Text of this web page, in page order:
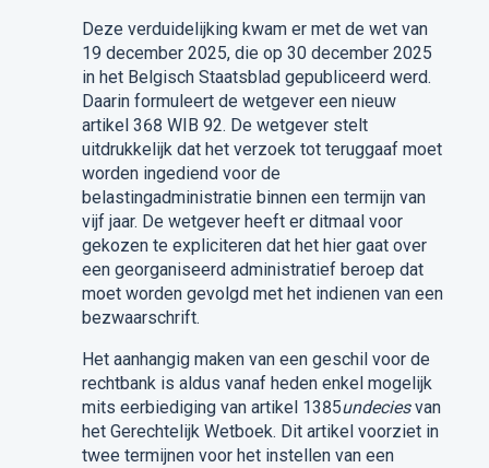
Deze verduidelijking kwam er met de wet van
19 december 2025, die op 30 december 2025
in het Belgisch Staatsblad gepubliceerd werd.
Daarin formuleert de wetgever een nieuw
artikel 368 WIB 92. De wetgever stelt
uitdrukkelijk dat het verzoek tot teruggaaf moet
worden ingediend voor de
belastingadministratie binnen een termijn van
vijf jaar. De wetgever heeft er ditmaal voor
gekozen te expliciteren dat het hier gaat over
een georganiseerd administratief beroep dat
moet worden gevolgd met het indienen van een
bezwaarschrift.
Het aanhangig maken van een geschil voor de
rechtbank is aldus vanaf heden enkel mogelijk
mits eerbiediging van artikel 1385undecies van
het Gerechtelijk Wetboek. Dit artikel voorziet in
twee termijnen voor het instellen van een